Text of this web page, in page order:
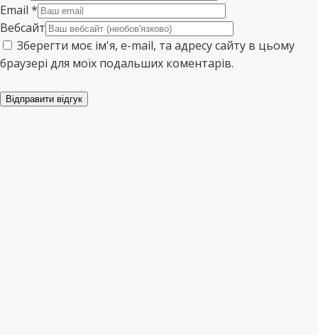
Email *
Вебсайт
Зберегти моє ім'я, e-mail, та адресу сайту в цьому
браузері для моїх подальших коментарів.
Відправити відгук